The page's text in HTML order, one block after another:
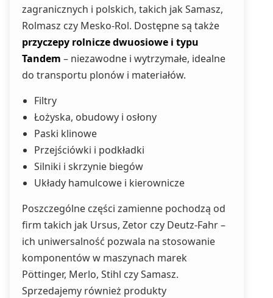
zagranicznych i polskich, takich jak Samasz,
Rolmasz czy Mesko-Rol. Dostępne są także
przyczepy rolnicze dwuosiowe i typu
Tandem – niezawodne i wytrzymałe, idealne
do transportu plonów i materiałów.
Filtry
Łożyska, obudowy i osłony
Paski klinowe
Przejściówki i podkładki
Silniki i skrzynie biegów
Układy hamulcowe i kierownicze
Poszczególne części zamienne pochodzą od
firm takich jak Ursus, Zetor czy Deutz-Fahr –
ich uniwersalność pozwala na stosowanie
komponentów w maszynach marek
Pöttinger, Merlo, Stihl czy Samasz.
Sprzedajemy również produkty